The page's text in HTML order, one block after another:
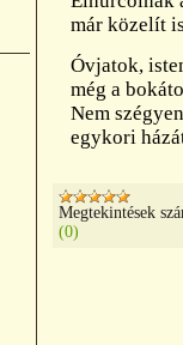
már közelít
Óvjatok,
még a
Nem
egykori
Megtekintések
(0)